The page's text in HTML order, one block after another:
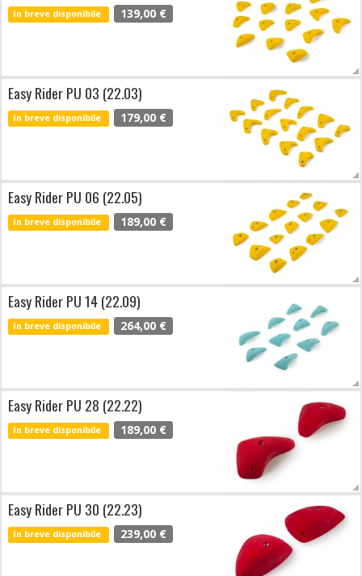
In breve disponibile 139,00 €
Easy Rider PU 03 (22.03)
In breve disponibile 179,00 €
Easy Rider PU 06 (22.05)
In breve disponibile 189,00 €
Easy Rider PU 14 (22.09)
In breve disponibile 264,00 €
Easy Rider PU 28 (22.22)
In breve disponibile 189,00 €
Easy Rider PU 30 (22.23)
In breve disponibile 239,00 €